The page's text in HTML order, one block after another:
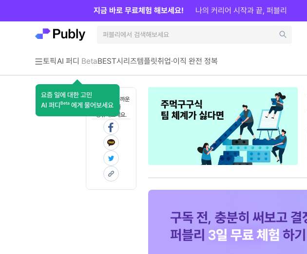
토픽AI 퍼디 Beta
요즘 일에 대한 고민
AI 퍼디 Beta 에게 물어보세요
BEST시리즈템플릿취업·이직 완전 정복
지금 바로 무료체험 해보세요! 나의 커리어 시작과 끝, 퍼블리
혼자 보기 아까운
콘텐츠를
공유해보세요.